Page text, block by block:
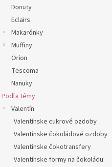
Donuty
Eclairs
Makarónky
Muffiny
Orion
Tescoma
Nanuky
Podľa témy
Valentín
Valentínske cukrové ozdoby
Valentínske čokoládové ozdoby
Valentínske čokotransfery
Valentínske formy na čokoládu